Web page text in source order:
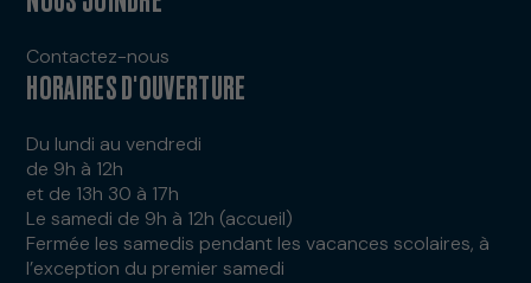
Contactez-nous
HORAIRES D'OUVERTURE
Du lundi au vendredi
de 9h à 12h
et de 13h 30 à 17h
Le samedi de 9h à 12h (accueil)
Fermée les samedis pendant les vacances scolaires, à
l’exception du premier samedi